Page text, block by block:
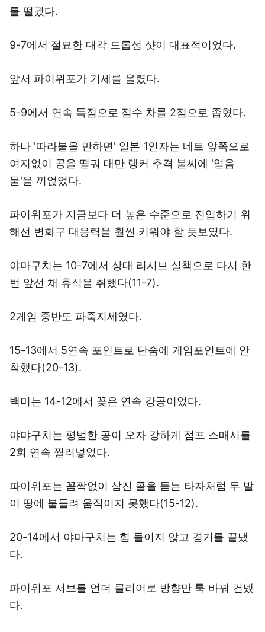
를 떨궜다.
9-7에서 절묘한 대각 드롭성 샷이 대표적이었다.
앞서 파이위포가 기세를 올렸다.
5-9에서 연속 득점으로 점수 차를 2점으로 좁혔다.
하나 '따라붙을 만하면' 일본 1인자는 네트 앞쪽으로
여지없이 공을 떨궈 대만 랭커 추격 불씨에 '얼음
물'을 끼얹었다.
파이위포가 지금보다 더 높은 수준으로 진입하기 위
해선 변화구 대응력을 훨씬 키워야 할 듯보였다.
야마구치는 10-7에서 상대 리시브 실책으로 다시 한
번 앞선 채 휴식을 취했다(11-7).
2게임 중반도 파죽지세였다.
15-13에서 5연속 포인트로 단숨에 게임포인트에 안
착했다(20-13).
백미는 14-12에서 꽂은 연속 강공이었다.
야먀구치는 평범한 공이 오자 강하게 점프 스매시를
2회 연속 찔러넣었다.
파이위포는 꼼짝없이 삼진 콜을 듣는 타자처럼 두 발
이 땅에 붙들려 움직이지 못했다(15-12).
20-14에서 야마구치는 힘 들이지 않고 경기를 끝냈
다.
파이위포 서브를 언더 클리어로 방향만 툭 바꿔 건넸
다.